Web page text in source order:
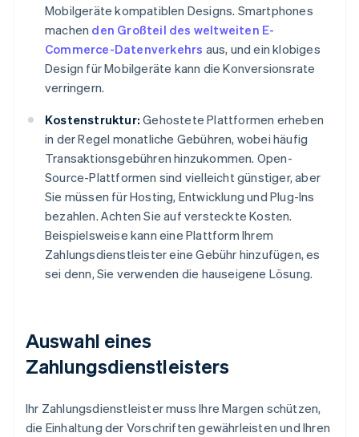
Mobilgeräte kompatiblen Designs. Smartphones
machen den Großteil des weltweiten E-
Commerce-Datenverkehrs aus, und ein klobiges
Design für Mobilgeräte kann die Konversionsrate
verringern.
Kostenstruktur: Gehostete Plattformen erheben
in der Regel monatliche Gebühren, wobei häufig
Transaktionsgebühren hinzukommen. Open-
Source-Plattformen sind vielleicht günstiger, aber
Sie müssen für Hosting, Entwicklung und Plug-Ins
bezahlen. Achten Sie auf versteckte Kosten.
Beispielsweise kann eine Plattform Ihrem
Zahlungsdienstleister eine Gebühr hinzufügen, es
sei denn, Sie verwenden die hauseigene Lösung.
Auswahl eines
Zahlungsdienstleisters
Ihr Zahlungsdienstleister muss Ihre Margen schützen,
die Einhaltung der Vorschriften gewährleisten und Ihren